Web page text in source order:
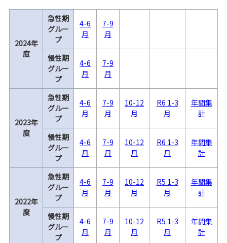
2024年
度
急性期
グルー
プ
4-6
月
7-9
月
慢性期
グルー
プ
4-6
月
7-9
月
2023年
度
急性期
グルー
プ
4-6
月
7-9
月
10-12
月
R6 1-3
月
年間集
計
慢性期
グルー
プ
4-6
月
7-9
月
10-12
月
R6 1-3
月
年間集
計
2022年
度
急性期
グルー
プ
4-6
月
7-9
月
10-12
月
R5 1-3
月
年間集
計
慢性期
グルー
プ
4-6
月
7-9
月
10-12
月
R5 1-3
月
年間集
計